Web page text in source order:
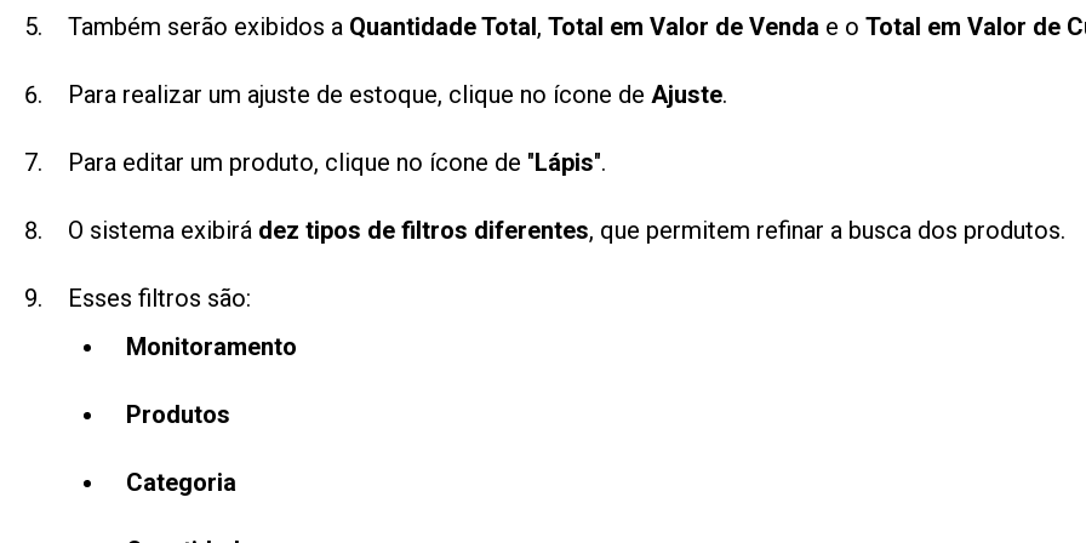
Também serão exibidos a Quantidade Total, Total em Valor de Venda e o Total em Valor de
Para realizar um ajuste de estoque, clique no ícone de Ajuste.
Para editar um produto, clique no ícone de "Lápis".
O sistema exibirá dez tipos de filtros diferentes, que permitem refinar a busca dos produtos.
Esses filtros são:
Monitoramento
Produtos
Categoria